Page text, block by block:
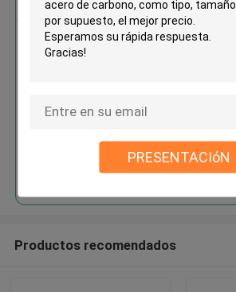
PRESENTACIóN
El estruendo
de carbono
Continuar
Productos recomendados